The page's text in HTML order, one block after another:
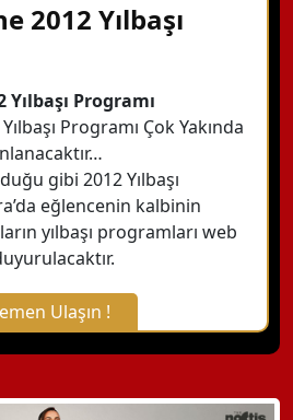
2012 Yılbaşı
Programı
Programı Çok Yakında
gibi 2012 Yılbaşı
eğlencenin kalbinin
yılbaşı programları web
Ulaşın !
X Kapat
Bilgi Alın